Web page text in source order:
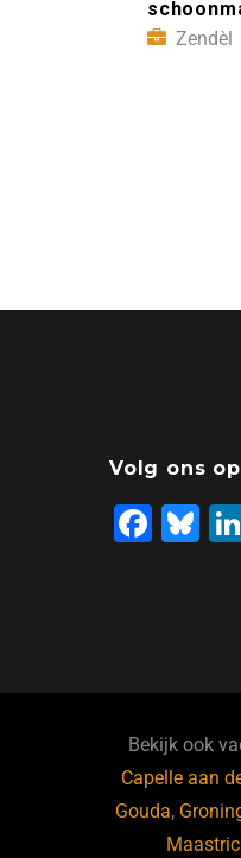
Zendèl
Volg ons
F
o
k
Bl
Bekijk ook
Capelle aan
Gouda,